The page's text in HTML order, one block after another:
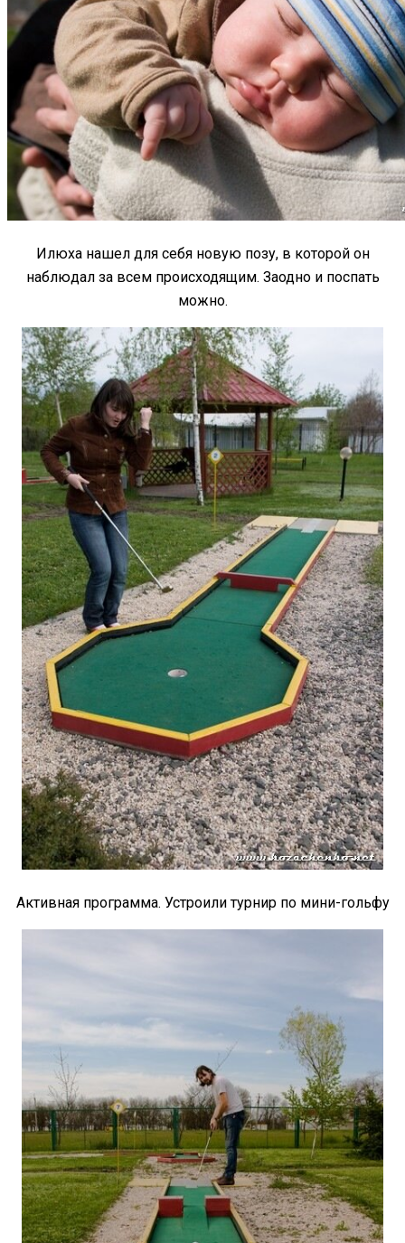
Илюха нашел для себя новую позу, в которой он
наблюдал за всем происходящим. Заодно и поспать
можно.
Активная программа. Устроили турнир по мини-гольфу